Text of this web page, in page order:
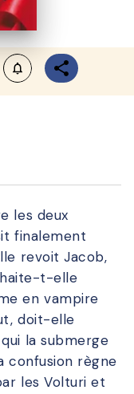
les deux
finalement
revoit Jacob,
t-elle
en vampire
doit-elle
la submerge
confusion règne
les Volturi et